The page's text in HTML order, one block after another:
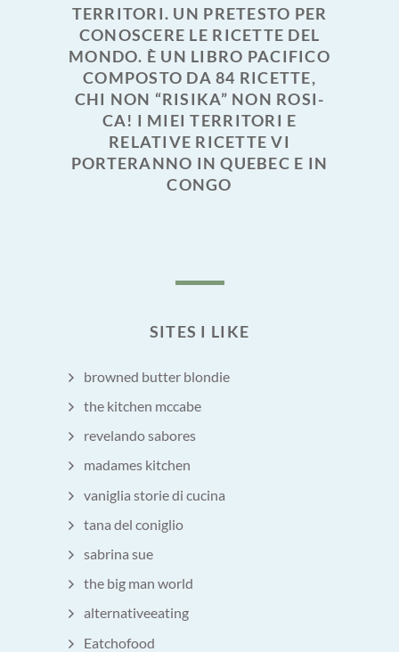
TERRITORI. UN PRETESTO PER
CONOSCERE LE RICETTE DEL
MONDO. È UN LIBRO PACIFICO
COMPOSTO DA 84 RICETTE,
CHI NON “RISIKA” NON ROSI-
CA! I MIEI TERRITORI E
RELATIVE RICETTE VI
PORTERANNO IN QUEBEC E IN
CONGO
SITES I LIKE
browned butter blondie
the kitchen mccabe
revelando sabores
madames kitchen
vaniglia storie di cucina
tana del coniglio
sabrina sue
the big man world
alternativeeating
Eatchofood